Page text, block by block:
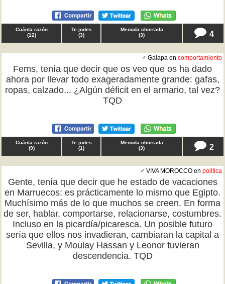
Cuánta razón
(12)
Te jodes
(3)
Menuda chorrada
(3) 4
♂ Galapa en comportamiento
Fems, tenía que decir que os veo que os ha dado
ahora por llevar todo exageradamente grande: gafas,
ropas, calzado... ¿Algún déficit en el armario, tal vez?
TQD
Cuánta razón
(9)
Te jodes
(1)
Menuda chorrada
(3) 2
♂ VIVA MOROCCO en politica
Gente, tenía que decir que he estado de vacaciones
en Marruecos: es prácticamente lo mismo que Egipto.
Muchísimo más de lo que muchos se creen. En forma
de ser, hablar, comportarse, relacionarse, costumbres.
Incluso en la picardía/picaresca. Un posible futuro
sería que ellos nos invadieran, cambiaran la capital a
Sevilla, y Moulay Hassan y Leonor tuvieran
descendencia. TQD